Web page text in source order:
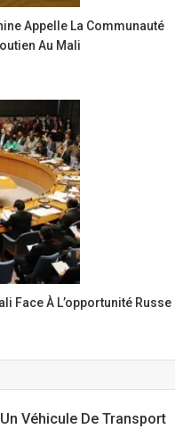
Appelle La Communauté
Au Mali
Face À L’opportunité Russe
Véhicule De Transport